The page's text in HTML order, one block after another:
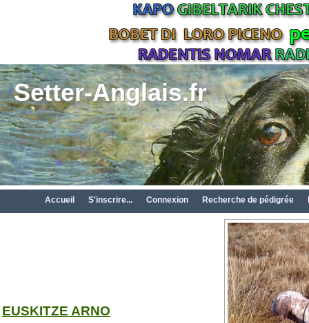
Setter-Anglais.fr
Accueil S'inscrire... Connexion Recherche de pédigrée
EUSKITZE ARNO